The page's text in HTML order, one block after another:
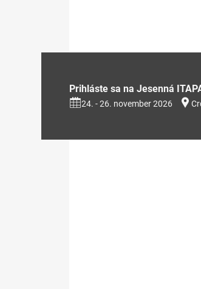
Prihláste sa na Jesenná
24. - 26. november 2026